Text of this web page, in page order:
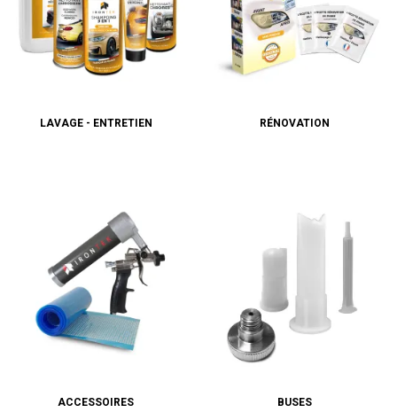
LAVAGE - ENTRETIEN RÉNOVATION
ACCESSOIRES BUSES